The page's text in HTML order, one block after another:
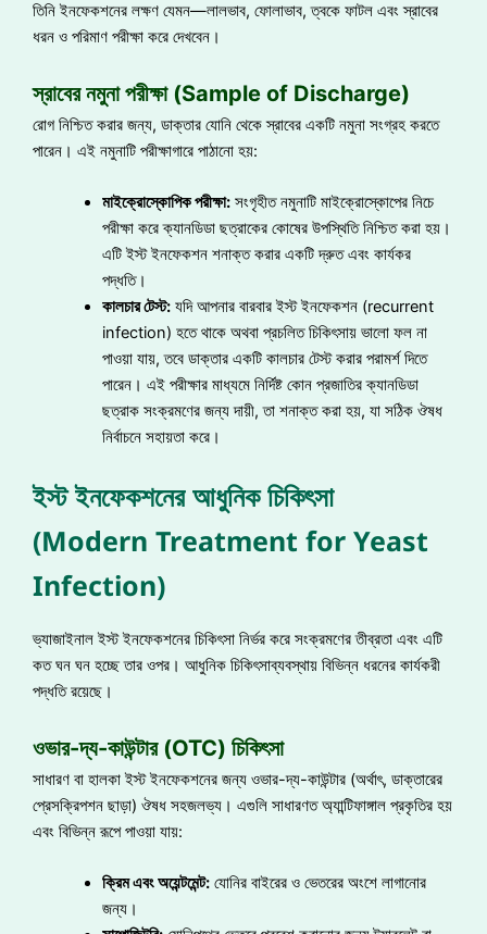
তিনি ইনফেকশনের লক্ষণ যেমন—লালভাব, ফোলাভাব, ত্বকে ফাটল এবং স্রাবের
ধরন ও পরিমাণ পরীক্ষা করে দেখবেন।
স্রাবের নমুনা পরীক্ষা (Sample of Discharge)
রোগ নিশ্চিত করার জন্য, ডাক্তার যোনি থেকে স্রাবের একটি নমুনা সংগ্রহ করতে
পারেন। এই নমুনাটি পরীক্ষাগারে পাঠানো হয়:
মাইক্রোস্কোপিক পরীক্ষা:সংগৃহীত নমুনাটি মাইক্রোস্কোপের নিচে
পরীক্ষা করে ক্যানডিডা ছত্রাকের কোষের উপস্থিতি নিশ্চিত করা হয়।
এটি ইস্ট ইনফেকশন শনাক্ত করার একটি দ্রুত এবং কার্যকর
পদ্ধতি।
কালচার টেস্ট:যদি আপনার বারবার ইস্ট ইনফেকশন (recurrent
infection) হতে থাকে অথবা প্রচলিত চিকিৎসায় ভালো ফল না
পাওয়া যায়, তবে ডাক্তার একটি কালচার টেস্ট করার পরামর্শ দিতে
পারেন। এই পরীক্ষার মাধ্যমে নির্দিষ্ট কোন প্রজাতির ক্যানডিডা
ছত্রাক সংক্রমণের জন্য দায়ী, তা শনাক্ত করা হয়, যা সঠিক ঔষধ
নির্বাচনে সহায়তা করে।
ইস্ট ইনফেকশনের আধুনিক চিকিৎসা
(Modern Treatment for Yeast
Infection)
ভ্যাজাইনাল ইস্ট ইনফেকশনের চিকিৎসা নির্ভর করে সংক্রমণের তীব্রতা এবং এটি
কত ঘন ঘন হচ্ছে তার ওপর। আধুনিক চিকিৎসাব্যবস্থায় বিভিন্ন ধরনের কার্যকরী
পদ্ধতি রয়েছে।
ওভার-দ্য-কাউন্টার (OTC) চিকিৎসা
সাধারণ বা হালকা ইস্ট ইনফেকশনের জন্য ওভার-দ্য-কাউন্টার (অর্থাৎ, ডাক্তারের
প্রেসক্রিপশন ছাড়া) ঔষধ সহজলভ্য। এগুলি সাধারণত অ্যান্টিফাঙ্গাল প্রকৃতির হয়
এবং বিভিন্ন রূপে পাওয়া যায়:
ক্রিম এবং অয়েন্টমেন্ট:যোনির বাইরের ও ভেতরের অংশে লাগানোর
জন্য।